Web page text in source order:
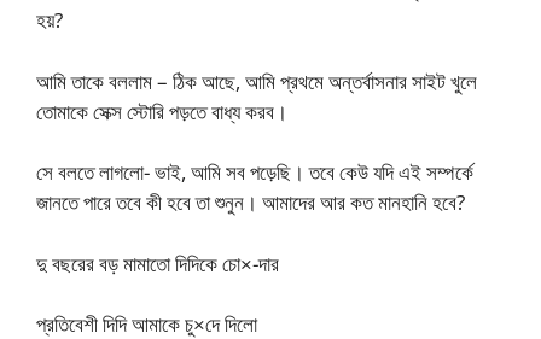
হয়?
আমি তাকে বললাম – ঠিক আছে, আমি প্রথমে অন্তর্বাসনার সাইট খুলে
তোমাকে সেক্স স্টোরি পড়তে বাধ্য করব।
সে বলতে লাগলো- ভাই, আমি সব পড়েছি। তবে কেউ যদি এই সম্পর্কে
জানতে পারে তবে কী হবে তা শুনুন। আমাদের আর কত মানহানি হবে?
দু বছরের বড় মামাতো দিদিকে চো×-দার
প্রতিবেশী দিদি আমাকে চু×দে দিলো